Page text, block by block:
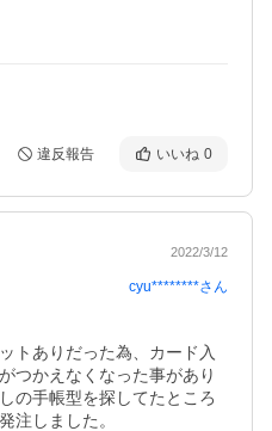
違反報告 いいね 0
2022/3/12
cyu********さん
トありだった為、カード入
つかえなくなった事があり
の手帳型を探してたところ
注しました。